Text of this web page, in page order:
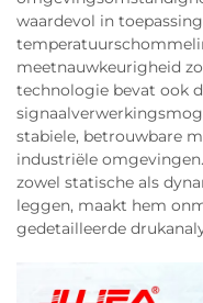
waardevol in
meetnauwkeurigheid
technologie bevat ook
stabiele, betrouwbare
industriële
zowel statische als
leggen, maakt hem
gedetailleerde